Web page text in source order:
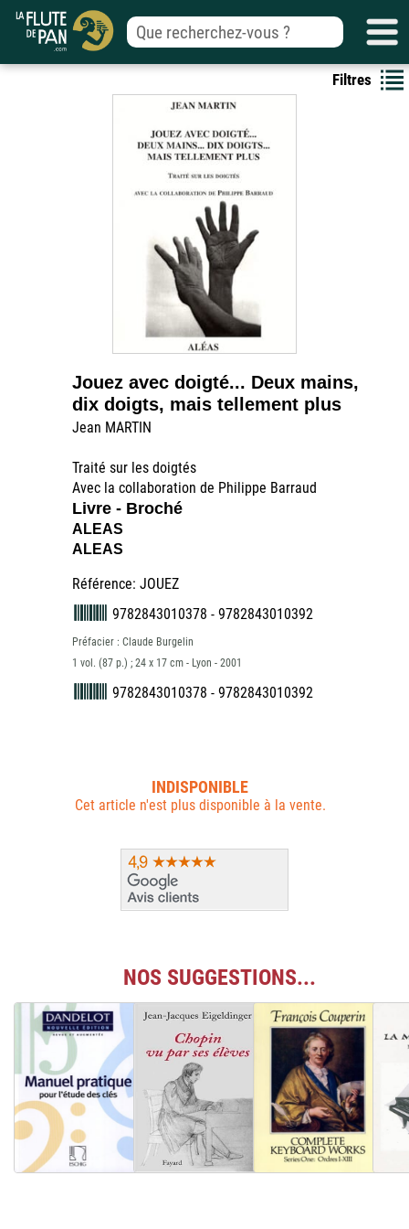
Filtres
Jouez avec doigté... Deux mains,
dix doigts, mais tellement plus
Jean MARTIN
Traité sur les doigtés
Avec la collaboration de Philippe Barraud
Livre - Broché
ALEAS
ALEAS
Référence: JOUEZ
9782843010378 - 9782843010392
Préfacier : Claude Burgelin
1 vol. (87 p.) ; 24 x 17 cm - Lyon - 2001
9782843010378 - 9782843010392
INDISPONIBLE
Cet article n'est plus disponible à la vente.
NOS SUGGESTIONS...